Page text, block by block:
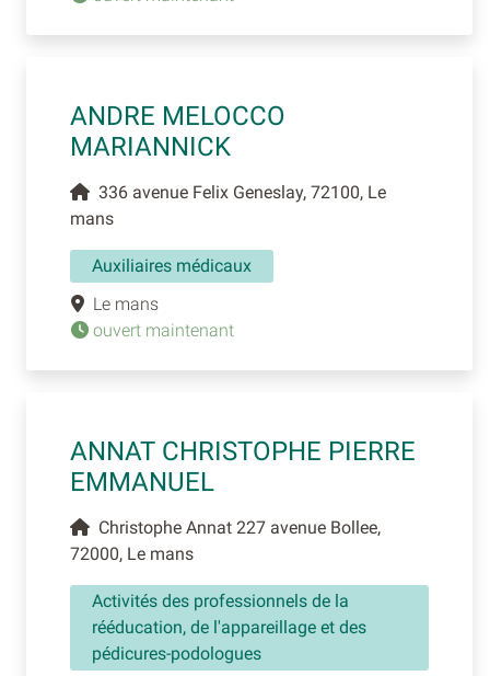
ANDRE MELOCCO
MARIANNICK
336 avenue Felix Geneslay, 72100, Le
mans
Auxiliaires médicaux
Le mans
ouvert maintenant
ANNAT CHRISTOPHE PIERRE
EMMANUEL
Christophe Annat 227 avenue Bollee,
72000, Le mans
Activités des professionnels de la
rééducation, de l'appareillage et des
pédicures-podologues